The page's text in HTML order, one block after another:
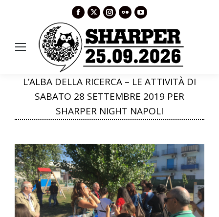
Facebook
opens
in
new
X
opens
in
new
Instagram
opens
in
new
Flickr
opens
in
new
YouTube
opens
in
new
L’ALBA DELLA RICERCA – LE ATTIVITÀ DI
SABATO 28 SETTEMBRE 2019 PER
SHARPER NIGHT NAPOLI